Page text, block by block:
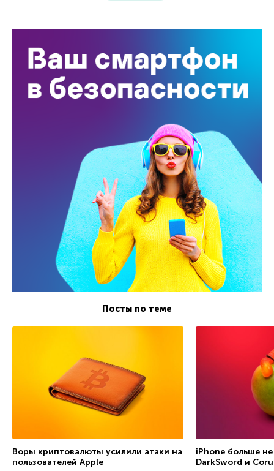
Посты по теме
Воры криптовалюты усилили атаки на
пользователей Apple
iPhone больше
DarkSword и